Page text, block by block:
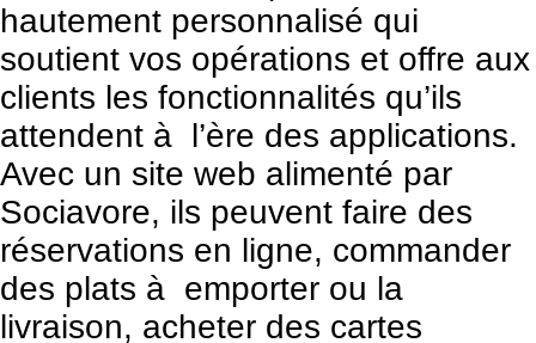
hautement personnalisé qui
soutient vos opérations et offre aux
clients les fonctionnalités qu’ils
attendent à l’ère des applications.
Avec un site web alimenté par
Sociavore, ils peuvent faire des
réservations en ligne, commander
des plats à emporter ou la
livraison, acheter des cartes